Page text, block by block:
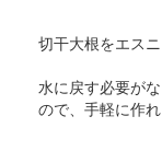
切干大根をエスニ
水に戻す必要が
ので、手軽に作